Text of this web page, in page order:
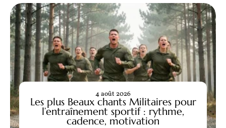
Les plus Beaux chants Militaires pour
l’entraînement sportif : rythme,
cadence, motivation
4 août 2026